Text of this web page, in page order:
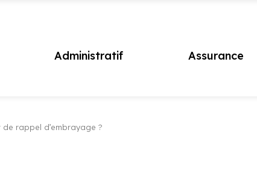
Administratif Assurance
rappel d’embrayage ?